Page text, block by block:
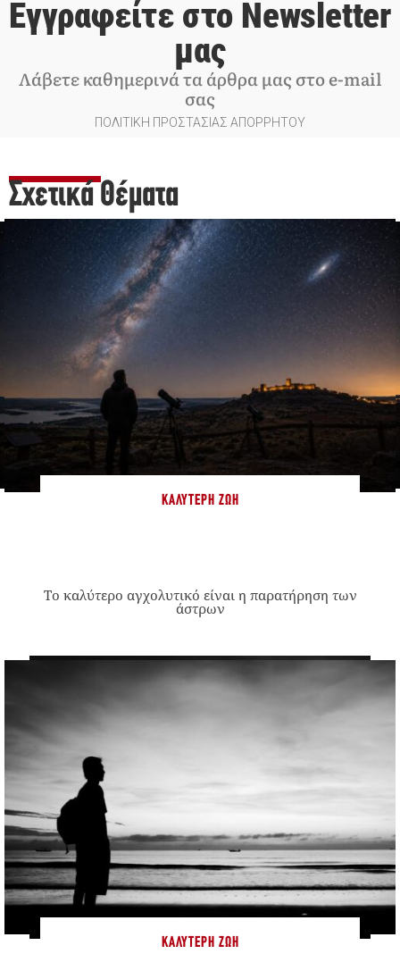
Εγγραφείτε στο Newsletter
μας
Λάβετε καθημερινά τα άρθρα μας στο e-mail
σας
ΠΟΛΙΤΙΚΗ ΠΡΟΣΤΑΣΙΑΣ ΑΠΟΡΡΗΤΟΥ
Σχετικά Θέματα
ΚΑΛΎΤΕΡΗ ΖΩΉ
Το καλύτερο αγχολυτικό είναι η παρατήρηση των
άστρων
ΚΑΛΎΤΕΡΗ ΖΩΉ